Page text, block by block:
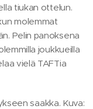
tiukan ottelun.
molemmat
Pelin panoksena
joukkueilla
vielä TAFTia
saakka. Kuva: